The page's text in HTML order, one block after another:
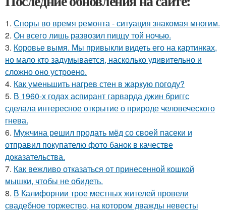
1. Споры во время ремонта - ситуация знакомая многим.
2. Он всего лишь развозил пиццу той ночью.
3. Коровье вымя. Мы привыкли видеть его на картинках,
но мало кто задумывается, насколько удивительно и
сложно оно устроено.
4. Как уменьшить нагрев стен в жаркую погоду?
5. В 1960-х годах аспирант гарварда джин бриггс
сделала интересное открытие о природе человеческого
гнева.
6. Мужчина решил продать мёд со своей пасеки и
отправил покупателю фото банок в качестве
доказательства.
7. Как вежливо отказаться от принесенной кошкой
мышки, чтобы не обидеть.
8. В Калифорнии трое местных жителей провели
свадебное торжество, на котором дважды невесты